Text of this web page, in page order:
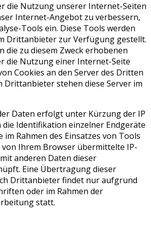
die Nutzung unserer Internet-Seiten
Internet-Angebot zu verbessern,
Tools ein. Diese Tools werden
Drittanbieter zur Verfügung gestellt.
die zu diesem Zweck erhobenen
die Nutzung einer Internet-Seite
Cookies an den Server des Dritten
Drittanbieter stehen diese Server im
Daten erfolgt unter Kürzung der IP
die Identifikation einzelner Endgeräte
Rahmen des Einsatzes von Tools
Ihrem Browser übermittelte IP-
anderen Daten dieser
Eine Übertragung dieser
Drittanbieter findet nur aufgrund
oder im Rahmen der
statt.